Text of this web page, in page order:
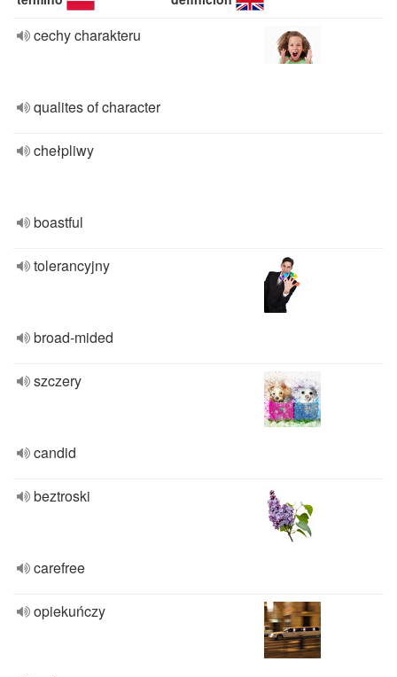
cechy charakteru
qualites of character
chełpliwy
boastful
tolerancyjny
broad-mided
szczery
candid
beztroski
carefree
opiekuńczy